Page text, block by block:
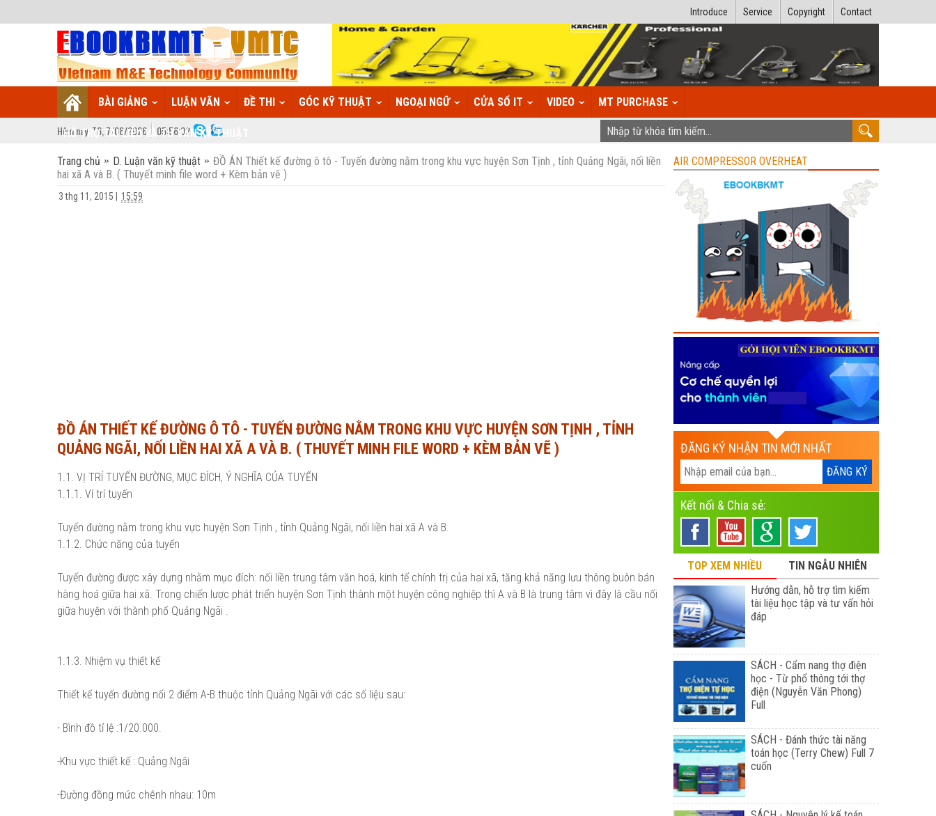
Contact
Copyright
Service
Introduce
BÀI GIẢNG LUẬN VĂN ĐỀ THI GÓC KỸ THUẬT NGOẠI NGỮ CỬA SỔ IT VIDEO MT PURCHASE
HỖ TRỢ TÀI LIỆU VÀ TƯ VẤN KỸ THUẬT
Hôm nay: T6, 7/08/2026 05:56:03
Trang chủ D. Luận văn kỹ thuật
ĐỒ ÁN Thiết kế đường ô tô - Tuyến đường nằm trong khu vực huyện Sơn Tịnh , tỉnh Quảng Ngãi, nối liền
hai xã A và B. ( Thuyết minh file word + Kèm bản vẽ )
3 thg 11, 2015 15:59
ĐỒ ÁN THIẾT KẾ ĐƯỜNG Ô TÔ - TUYẾN ĐƯỜNG NẰM TRONG KHU VỰC HUYỆN SƠN TỊNH , TỈNH
QUẢNG NGÃI, NỐI LIỀN HAI XÃ A VÀ B. ( THUYẾT MINH FILE WORD + KÈM BẢN VẼ )
1.1. VỊ TRÍ TUYẾN ĐƯỜNG, MỤC ĐÍCH, Ý NGHĨA CỦA TUYẾN
1.1.1. Ví trí tuyến
Tuyến đường nằm trong khu vực huyện Sơn Tịnh , tỉnh Quảng Ngãi, nối liền hai xã A và B.
1.1.2. Chức năng của tuyến
Tuyến đường được xây dựng nhằm mục đích: nối liền trung tâm văn hoá, kinh tế chính trị của hai xã, tăng khả năng lưu thông buôn bán
hàng hoá giữa hai xã. Trong chiến lược phát triển huyện Sơn Tịnh thành một huyện công nghiệp thì A và B là trung tâm vì đây là cầu nối
giữa huyện với thành phố Quảng Ngãi .
1.1.3. Nhiệm vụ thiết kế
Thiết kế tuyến đường nối 2 điểm A-B thuộc tỉnh Quảng Ngãi với các số liệu sau:
- Bình đồ tỉ lệ :1/20.000.
-Khu vực thiết kế : Quảng Ngãi
-Đường đồng mức chênh nhau: 10m
AIR COMPRESSOR OVERHEAT
ĐĂNG KÝ NHẬN TIN MỚI NHẤT
Kết nối & Chia sẻ:
TOP XEM NHIỀU
TIN NGẪU NHIÊN
Hướng dẫn, hỗ trợ tìm kiếm
tài liệu học tập và tư vấn hỏi
đáp
SÁCH - Cẩm nang thợ điện
học - Từ phổ thông tới thợ
điện (Nguyễn Văn Phong)
Full
SÁCH - Đánh thức tài năng
toán học (Terry Chew) Full 7
cuốn